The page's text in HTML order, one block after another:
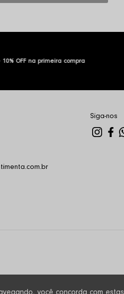
OFF na primeira compra
Siga-nos